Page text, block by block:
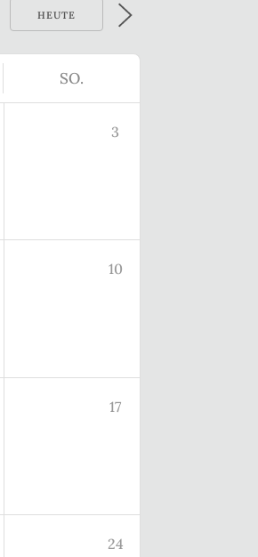
HEUTE
SO.
3
10
17
24